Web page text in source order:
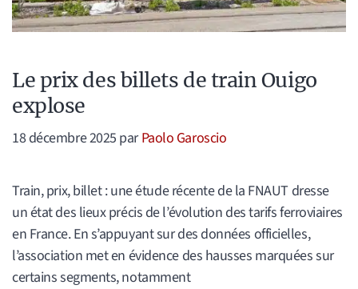
Le prix des billets de train Ouigo
explose
18 décembre 2025 parPaolo Garoscio
Train, prix, billet : une étude récente de la FNAUT dresse
un état des lieux précis de l’évolution des tarifs ferroviaires
en France. En s’appuyant sur des données officielles,
l’association met en évidence des hausses marquées sur
certains segments, notamment